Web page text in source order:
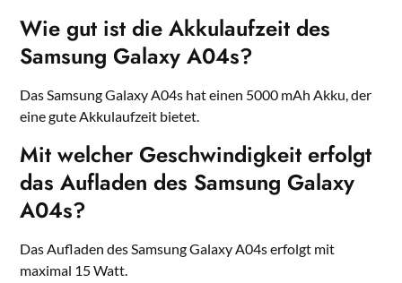
Wie gut ist die Akkulaufzeit des
Samsung Galaxy A04s?
Das Samsung Galaxy A04s hat einen 5000 mAh Akku, der
eine gute Akkulaufzeit bietet.
Mit welcher Geschwindigkeit erfolgt
das Aufladen des Samsung Galaxy
A04s?
Das Aufladen des Samsung Galaxy A04s erfolgt mit
maximal 15 Watt.